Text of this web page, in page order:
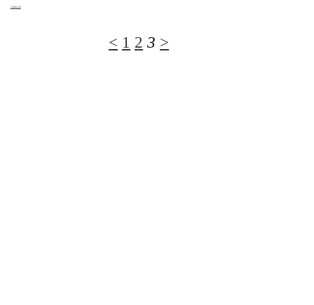
九眼桥品牌
< 1 2 3 >